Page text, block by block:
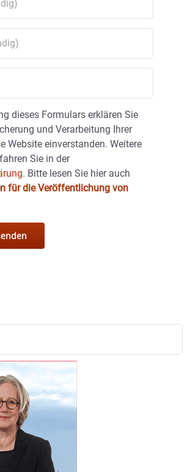
dieses Formulars erklären Sie
und Verarbeitung Ihrer
Website einverstanden. Weitere
Sie in der
Bitte lesen Sie hier auch
für die Veröffentlichung von